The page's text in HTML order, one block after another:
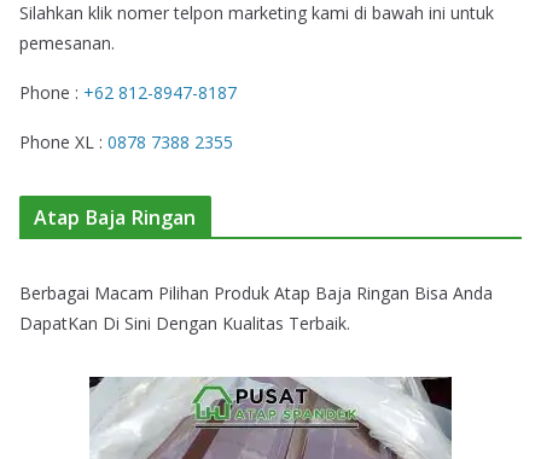
Silahkan klik nomer telpon marketing kami di bawah ini untuk
pemesanan.
Phone : +62 812-8947-8187
Phone XL : 0878 7388 2355
Atap Baja Ringan
Berbagai Macam Pilihan Produk Atap Baja Ringan Bisa Anda
DapatKan Di Sini Dengan Kualitas Terbaik.